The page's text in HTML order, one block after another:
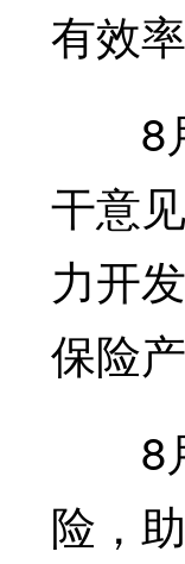
有效
8月
干意
力开
保险
8月
险，